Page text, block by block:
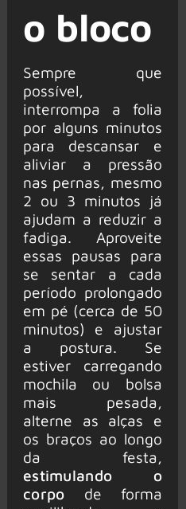
o bloco
Sempre que
possível,
interrompa a folia
por alguns minutos
para descansar e
aliviar a pressão
nas pernas, mesmo
2 ou 3 minutos já
ajudam a reduzir a
fadiga. Aproveite
essas pausas para
se sentar a cada
período prolongado
em pé (cerca de 50
minutos) e ajustar
a postura. Se
estiver carregando
mochila ou bolsa
mais pesada,
alterne as alças e
os braços ao longo
da festa,
estimulando o
corpo de forma